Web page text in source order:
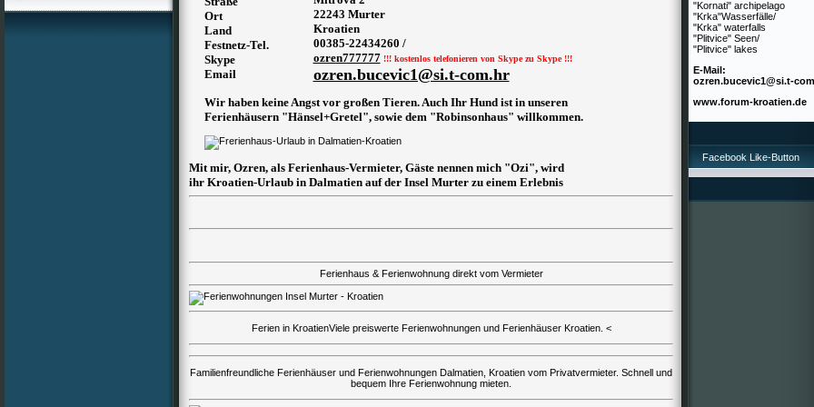
Ort
Land
Festnetz-Tel.
Skype
Email
22243 Murter
Kroatien
00385-22434260 /
ozren777777 !!! kostenlos telefonieren von Skype zu Skype !!!
ozren.bucevic1@si.t-com.hr
Wir haben keine Angst vor großen Tieren. Auch Ihr Hund ist in unseren
Ferienhäusern "Hänsel+Gretel", sowie dem "Robinsonhaus" willkommen.
Mit mir, Ozren, als Ferienhaus-Vermieter, Gäste nennen mich "Ozi", wird
ihr Kroatien-Urlaub in Dalmatien auf der Insel Murter zu einem Erlebnis
Ferienhaus & Ferienwohnungdirekt vom Vermieter
Ferien in KroatienViele preiswerte Ferienwohnungen und Ferienhäuser Kroatien. <
Familienfreundliche Ferienhäuser und Ferienwohnungen Dalmatien, Kroatien vom Privatvermieter. Schnell und
bequem Ihre Ferienwohnung mieten.
"Kornati" archipelago
"Krka"Wasserfälle/
"Krka" waterfalls
"Plitvice" Seen/
"Plitvice" lakes
E-Mail:
ozren.bucevic1@si.t-
www.forum-kroatien.de
Facebook Like-Button